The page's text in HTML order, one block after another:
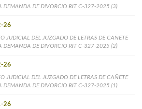
DEMANDA DE DIVORCIO RIT C-327-2025 (3)
26
JUDICIAL DEL JUZGADO DE LETRAS DE CAÑETE
DEMANDA DE DIVORCIO RIT C-327-2025 (2)
26
JUDICIAL DEL JUZGADO DE LETRAS DE CAÑETE
DEMANDA DE DIVORCIO RIT C-327-2025 (1)
26